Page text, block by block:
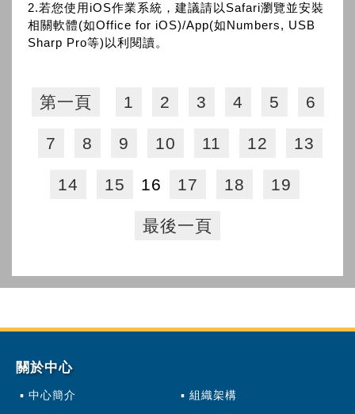
2.若您使用iOS作業系統，建議請以Safari瀏覽並安裝
相關軟體(如Office for iOS)/App(如Numbers, USB
Sharp Pro等)以利閱讀。
第一頁 1 2 3 4 5 6
7 8 9 10 11 12 13
14 15 16 17 18 19
最後一頁
關於中心
中心簡介 組織架構